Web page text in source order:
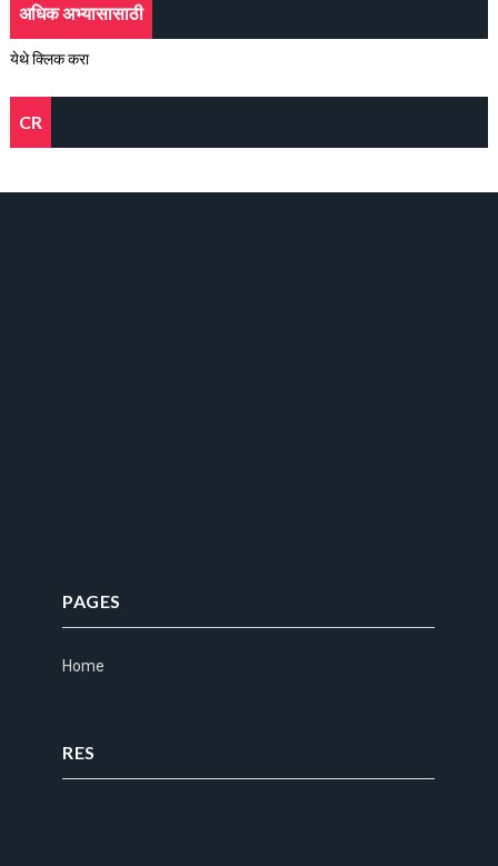
अधिक अभ्यासासाठी
येथे क्लिक करा
CR
PAGES
Home
RES